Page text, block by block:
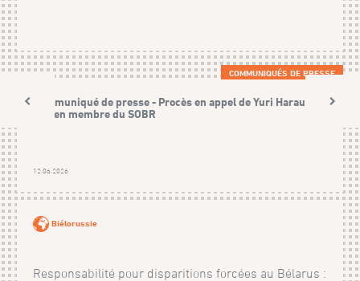
COMMUNIQUÉS DE PRESSE
Communiqué de presse - Procès en appel de Yuri Harauski,
ancien membre du SOBR
12.06.2026
Biélorussie
Responsabilité pour disparitions forcées au Bélarus :